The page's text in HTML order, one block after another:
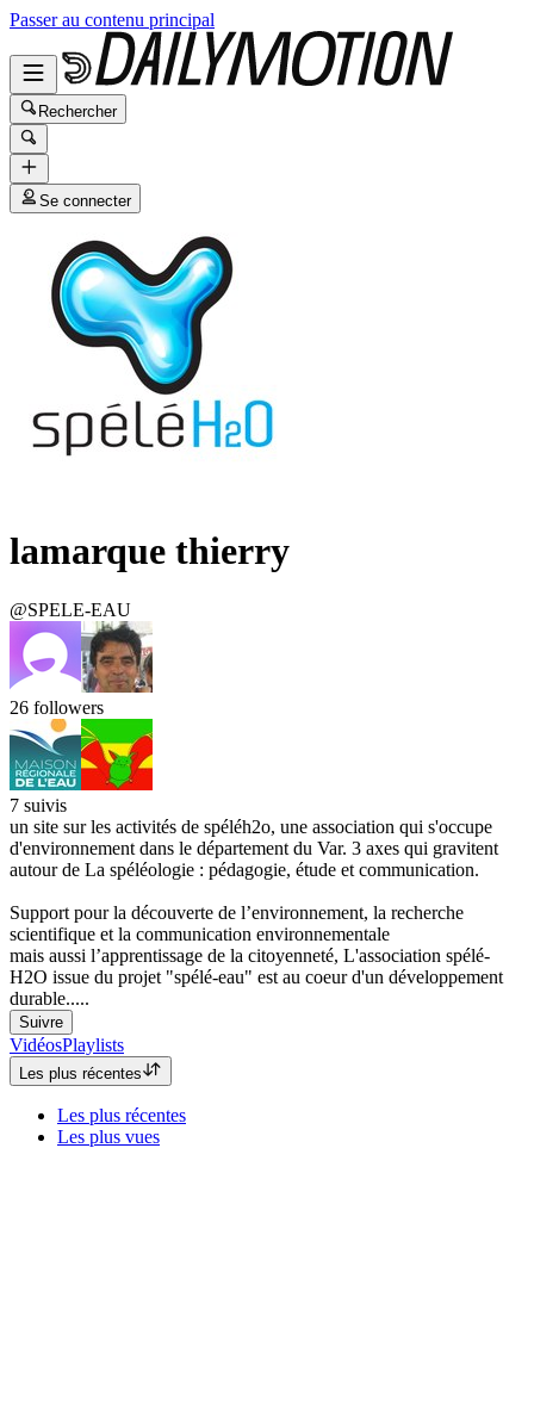
Passer au contenu principal
Rechercher
Se connecter
lamarque thierry
@SPELE-EAU
26 followers
7 suivis
un site sur les activités de spéléh2o, une association qui s'occupe
d'environnement dans le département du Var. 3 axes qui gravitent
autour de La spéléologie : pédagogie, étude et communication.
Support pour la découverte de l’environnement, la recherche
scientifique et la communication environnementale
mais aussi l’apprentissage de la citoyenneté, L'association spélé-
H2O issue du projet "spélé-eau" est au coeur d'un développement
durable.....
Suivre
VidéosPlaylists
Les plus récentes
Les plus récentes
Les plus vues